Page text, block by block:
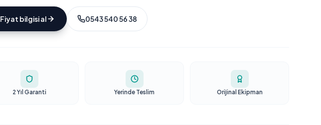
Fiyat bilgisi al 0543 540 56 38
2 Yıl Garanti Yerinde Teslim Orijinal Ekipman